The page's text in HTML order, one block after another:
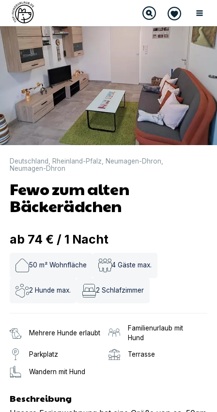
DIREKT BUCHBAR
Deutschland Rheinland-Pfalz Neumagen-Dhron
Neumagen-Dhron
Fewo zum alten
Bäckerädchen
ab 74 € / 1 Nacht
50 m² Wohnfläche 4 Gäste max.
2 Hunde max. 2 Schlafzimmer
Mehrere Hunde erlaubt
Familienurlaub mit
Hund
Parkplatz Terrasse
Wandern mit Hund
Beschreibung